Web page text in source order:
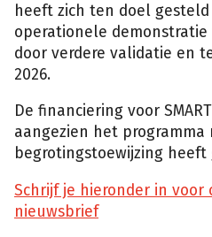
heeft zich ten doel
operationele
door verdere validatie en
2026.
De financiering voor
aangezien het programma
begrotingstoewijzing heeft
Schrijf je hieronder in voor
nieuwsbrief